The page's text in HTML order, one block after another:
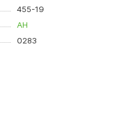
455-19
АН
0283